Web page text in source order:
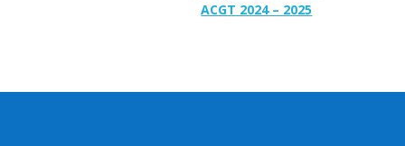
ACGT 2024 – 2025